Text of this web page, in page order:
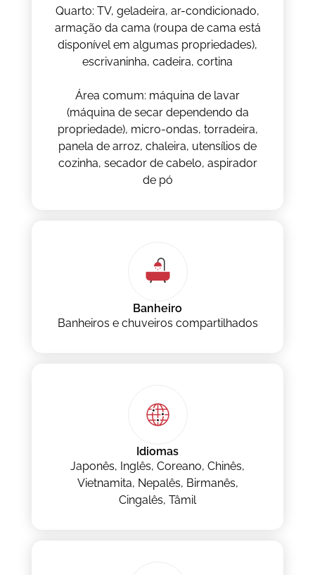
Quarto: TV, geladeira, ar-condicionado,
armação da cama (roupa de cama está
disponível em algumas propriedades),
escrivaninha, cadeira, cortina
Área comum: máquina de lavar
(máquina de secar dependendo da
propriedade), micro-ondas, torradeira,
panela de arroz, chaleira, utensílios de
cozinha, secador de cabelo, aspirador
de pó
Banheiro
Banheiros e chuveiros compartilhados
Idiomas
Japonês, Inglês, Coreano, Chinês,
Vietnamita, Nepalês, Birmanês,
Cingalês, Tâmil